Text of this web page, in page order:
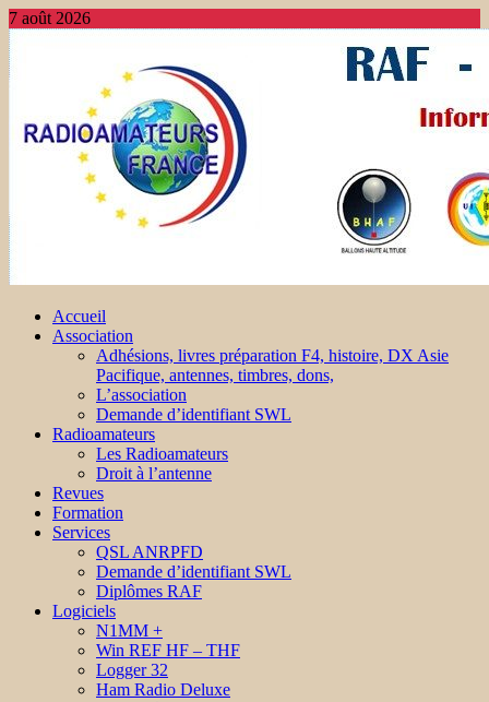
7 août 2026
Accueil
Association
Adhésions, livres préparation F4, histoire, DX Asie
Pacifique, antennes, timbres, dons,
L’association
Demande d’identifiant SWL
Radioamateurs
Les Radioamateurs
Droit à l’antenne
Revues
Formation
Services
QSL ANRPFD
Demande d’identifiant SWL
Diplômes RAF
Logiciels
N1MM +
Win REF HF – THF
Logger 32
Ham Radio Deluxe